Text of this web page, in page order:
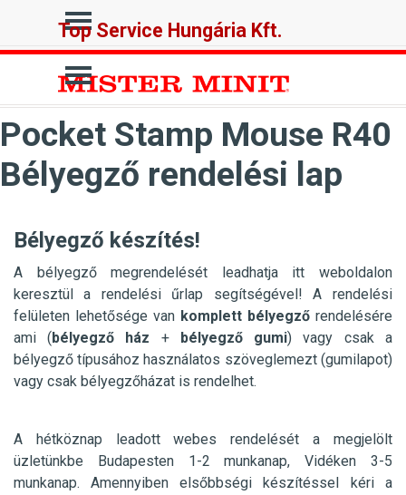
Ugrás a menüre
Top Service Hungária Kft.
Ugrás a menüre
Pocket Stamp Mouse R40
Bélyegző rendelési lap
Bélyegző készítés!
A bélyegző megrendelését leadhatja itt weboldalon
keresztül a rendelési űrlap segítségével! A rendelési
felületen lehetősége van komplett bélyegzőrendelésére
ami (bélyegző ház + bélyegző gumi) vagy csak a
bélyegző típusához használatos szöveglemezt (gumilapot)
vagy csak bélyegzőházat is rendelhet.
A hétköznap leadott webes rendelését a megjelölt
üzletünkbe Budapesten 1-2 munkanap, Vidéken 3-5
munkanap. Amennyiben elsőbbségi készítéssel kéri a